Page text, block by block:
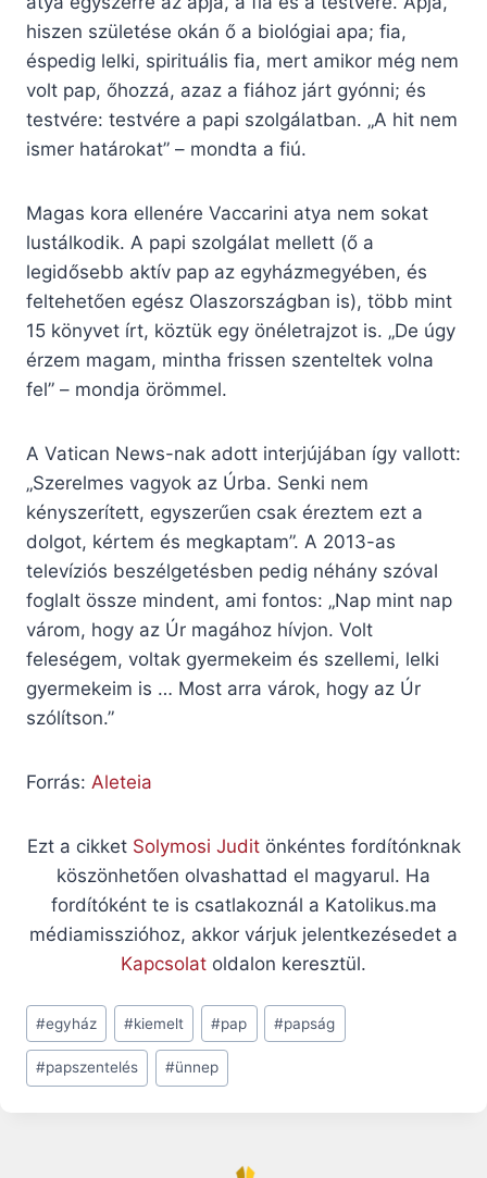
hiszen születése okán ő a biológiai apa; fia,
éspedig lelki, spirituális fia, mert amikor még nem
volt pap, őhozzá, azaz a fiához járt gyónni; és
testvére: testvére a papi szolgálatban. „A hit nem
ismer határokat” – mondta a fiú.
Magas kora ellenére Vaccarini atya nem sokat
lustálkodik. A papi szolgálat mellett (ő a
legidősebb aktív pap az egyházmegyében, és
feltehetően egész Olaszországban is), több mint
15 könyvet írt, köztük egy önéletrajzot is. „De úgy
érzem magam, mintha frissen szenteltek volna
fel” – mondja örömmel.
A Vatican News-nak adott interjújában így vallott:
„Szerelmes vagyok az Úrba. Senki nem
kényszerített, egyszerűen csak éreztem ezt a
dolgot, kértem és megkaptam”. A 2013-as
televíziós beszélgetésben pedig néhány szóval
foglalt össze mindent, ami fontos: „Nap mint nap
várom, hogy az Úr magához hívjon. Volt
feleségem, voltak gyermekeim és szellemi, lelki
gyermekeim is … Most arra várok, hogy az Úr
szólítson.”
Forrás: Aleteia
Ezt a cikket Solymosi Juditönkéntes fordítónknak
köszönhetően olvashattad el magyarul. Ha
fordítóként te is csatlakoznál a Katolikus.ma
médiamisszióhoz, akkor várjuk jelentkezésedet a
Kapcsolat oldalon keresztül.
Post
Tags:
#egyház #kiemelt #pap #papság
#papszentelés #ünnep